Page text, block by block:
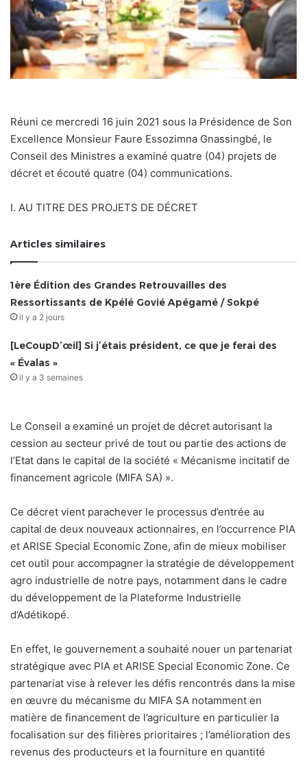
Réuni ce mercredi 16 juin 2021 sous la Présidence de Son
Excellence Monsieur Faure Essozimna Gnassingbé, le
Conseil des Ministres a examiné quatre (04) projets de
décret et écouté quatre (04) communications.
I. AU TITRE DES PROJETS DE DÉCRET
Articles similaires
1ère Édition des Grandes Retrouvailles des
Ressortissants de Kpélé Govié Apégamé / Sokpé
il y a 2 jours
[LeCoupD’œil] Si j’étais président, ce que je ferai des
« Évalas »
il y a 3 semaines
Le Conseil a examiné un projet de décret autorisant la
cession au secteur privé de tout ou partie des actions de
l’Etat dans le capital de la société « Mécanisme incitatif de
financement agricole (MIFA SA) ».
Ce décret vient parachever le processus d’entrée au
capital de deux nouveaux actionnaires, en l’occurrence PIA
et ARISE Special Economic Zone, afin de mieux mobiliser
cet outil pour accompagner la stratégie de développement
agro industrielle de notre pays, notamment dans le cadre
du développement de la Plateforme Industrielle
d’Adétikopé.
En effet, le gouvernement a souhaité nouer un partenariat
stratégique avec PIA et ARISE Special Economic Zone. Ce
partenariat vise à relever les défis rencontrés dans la mise
en œuvre du mécanisme du MIFA SA notamment en
matière de financement de l’agriculture en particulier la
focalisation sur des filières prioritaires ; l’amélioration des
revenus des producteurs et la fourniture en quantité